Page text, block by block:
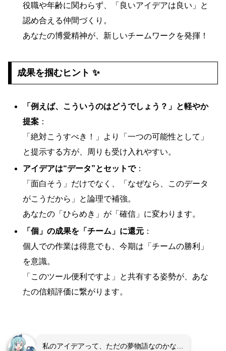
役職や年齢に関わらず、「良いアイデアは良い」と
認め合える仲間づくり。
あなたの博愛精神が、新しいチームワークを発揮！
成果を掴むヒント ✨
「例えば、こういうのはどうでしょう？」と軽やか
提案 ：
「絶対こうすべき！」より「一つの可能性として」
と提示する方が、周りも受け入れやすい。
アイデアは“データ”とセットで：
「面白そう」だけでなく、「なぜなら、このデータ
がこうだから」と論理で補強。
あなたの「ひらめき」が「確信」に変わります。
「個」の成果を「チーム」に還元 ：
個人での作業は得意でも、今期は「チームの勝利」
を意識。
「このツール便利ですよ」と共有する姿勢が、あな
たの信頼評価に繋がります。
私のアイデアって、ただの夢物語なのかな…